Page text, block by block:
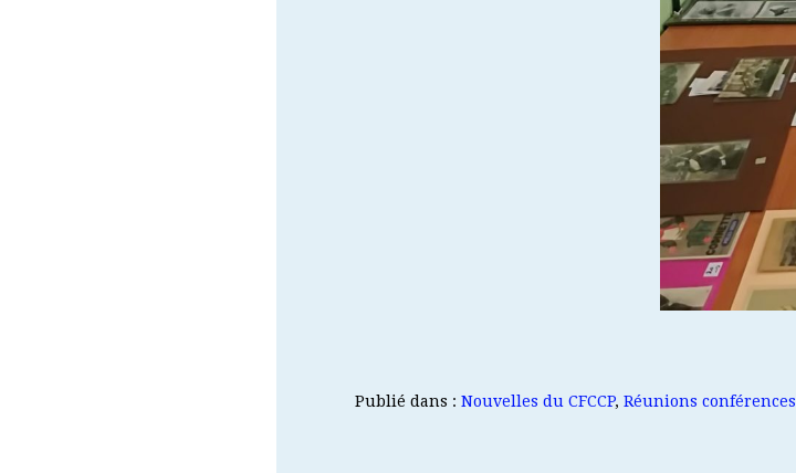
Publié dans : Nouvelles du CFCCP, Réunions conférences